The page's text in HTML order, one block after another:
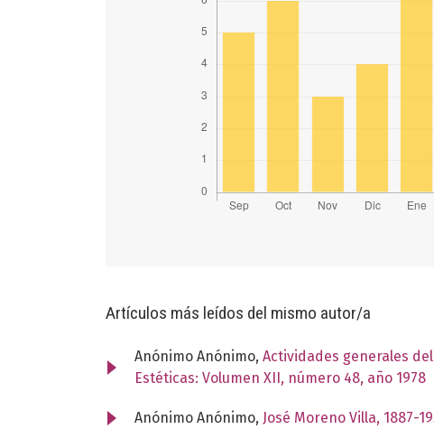
Artículos más leídos del mismo autor/a
Anónimo Anónimo, Actividades generales
Estéticas: Volumen XII, número 48, año 1978
Anónimo Anónimo, José Moreno Villa, 1887-